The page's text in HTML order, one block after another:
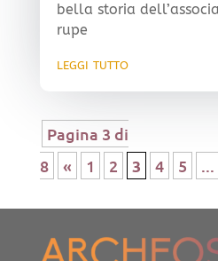
bella storia
rupe
leggi tutto
Pagina 3 di
8
« 1 2 3 4 5 ...